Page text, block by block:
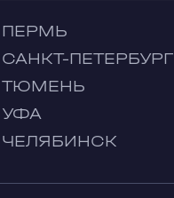
ПЕРМЬ
САНКТ-ПЕТЕРБУРГ
ТЮМЕНЬ
УФА
ЧЕЛЯБИНСК